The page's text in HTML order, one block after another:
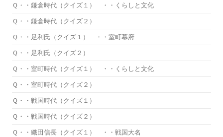
Ｑ・・鎌倉時代（クイズ１） ・・くらしと文化
Ｑ・・鎌倉時代（クイズ２）
Ｑ・・足利氏（クイズ１） ・・室町幕府
Ｑ・・足利氏（クイズ２）
Ｑ・・室町時代（クイズ１） ・・くらしと文化
Ｑ・・室町時代（クイズ２）
Ｑ・・戦国時代（クイズ１）
Ｑ・・戦国時代（クイズ２）
Ｑ・・織田信長（クイズ１） ・・戦国大名